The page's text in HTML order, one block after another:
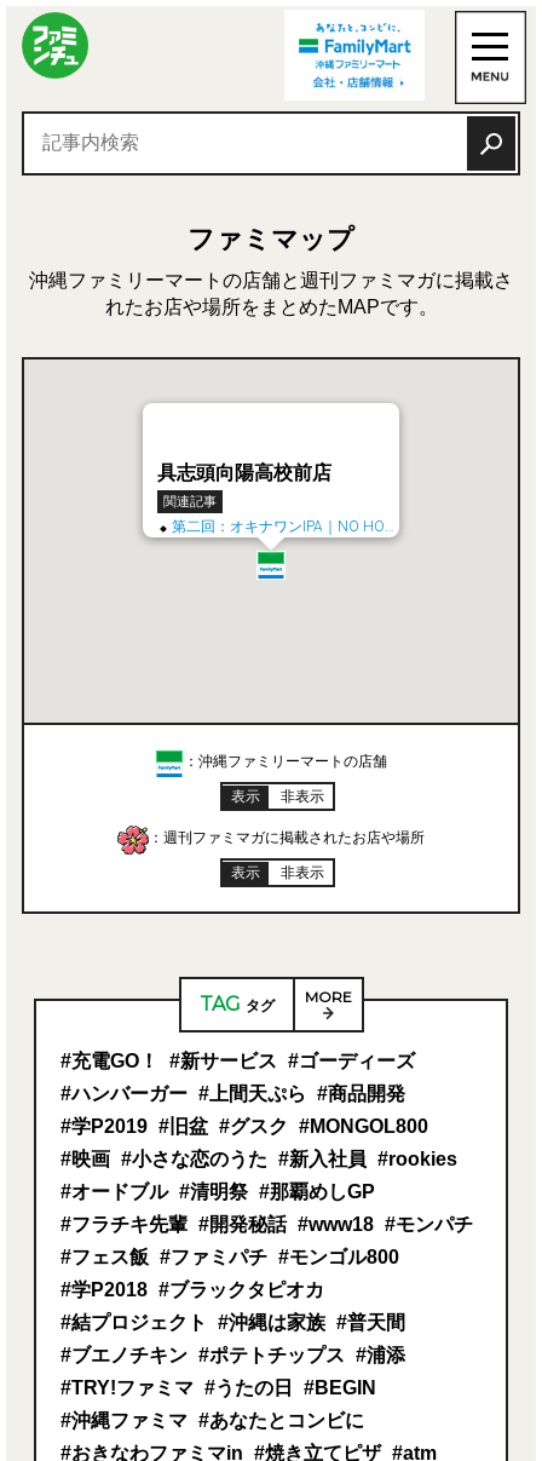
ファミマップ
沖縄ファミリーマートの店舗と週刊ファミマガに掲載さ
れたお店や場所をまとめたMAPです。
具志頭向陽高校前店
関連記事
：沖縄ファミリーマートの店舗
表示 非表示
：週刊ファミマガに掲載されたお店や場所
表示 非表示
TAG タグ MORE
#充電GO！ #新サービス #ゴーディーズ
#ハンバーガー #上間天ぷら
#商品開発
#学P2019 #旧盆 #グスク
#MONGOL800
#映画 #小さな恋のうた #新入社員 #rookies
#オードブル #清明祭 #那覇めしGP
#フラチキ先輩 #開発秘話 #www18 #モンパチ
#フェス飯 #ファミパチ #モンゴル800
#学P2018 #ブラックタピオカ
#結プロジェクト
#沖縄は家族 #普天間
#ブエノチキン #ポテトチップス #浦添
#TRY!ファミマ #うたの日
#BEGIN
#沖縄ファミマ #あなたとコンビに
#おきなわファミマin #焼き立てピザ #atm